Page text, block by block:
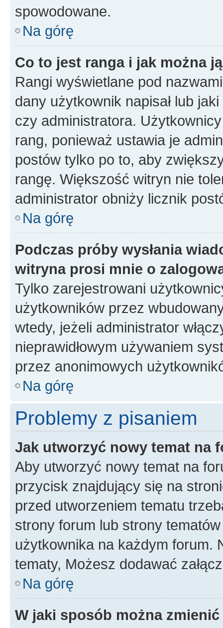
spowodowane.
Na górę
Co to jest ranga i jak można
Rangi wyświetlane pod
dany użytkownik napisał lub
czy administratora.
rang, ponieważ ustawia je
postów tylko po to, aby
rangę. Większość witryn nie
administrator obniży licznik
Na górę
Podczas próby wysłania
witryna prosi mnie o
Tylko zarejestrowani
użytkowników przez
wtedy, jeżeli administrator
nieprawidłowym używaniem
przez anonimowych
Na górę
Problemy z pisaniem
Jak utworzyć nowy temat na
Aby utworzyć nowy temat na
przycisk znajdujący się na
przed utworzeniem tematu
strony forum lub strony
użytkownika na każdym forum.
tematy, Możesz dodawać
Na górę
W jaki sposób można